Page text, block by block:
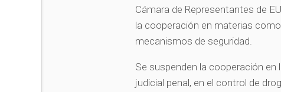
Cámara de Representantes de
la cooperación en materias
mecanismos de seguridad.
Se suspenden la cooperación en
judicial penal, en el control de